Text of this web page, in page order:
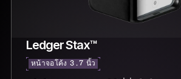
Ledger Stax™
หน้าจอโค้ง 3.7 นิ้ว